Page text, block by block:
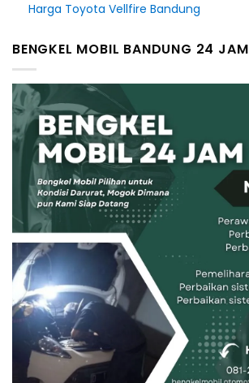
Harga Toyota Vellfire Bandung
BENGKEL MOBIL BANDUNG 24 JAM